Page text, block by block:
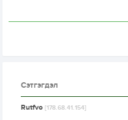
Сэтгэгдэл
Rutfvo[178.68.41.154]